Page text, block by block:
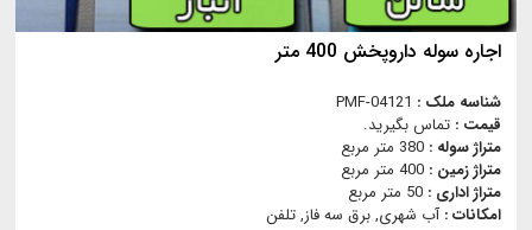
اجاره سوله داروپخش 400 متر
شناسه ملک : PMF-04121
قیمت : تماس بگیرید.
متراژ سوله : 380 متر مربع
متراژ زمین : 400 متر مربع
متراژ اداری : 50 متر مربع
امکانات :آب شهری, برق سه فاز, تلفن